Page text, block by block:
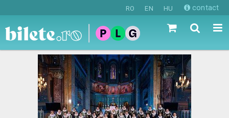
RO EN HU contact